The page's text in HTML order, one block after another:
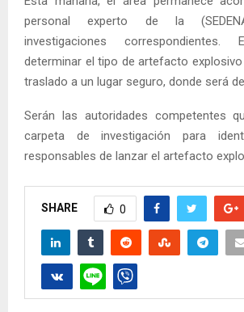
personal experto de la
investigaciones
determinar el tipo de artefacto
traslado a un lugar seguro, donde será
Serán las autoridades competentes
carpeta de investigación para
responsables de lanzar el artefacto
SHARE 0